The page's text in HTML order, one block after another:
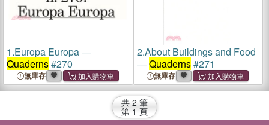
1.Europa Europa ―
Quaderns#270
無庫存
2.About Buildings and Food
―Quaderns#271
無庫存
共 2 筆
第 1 頁